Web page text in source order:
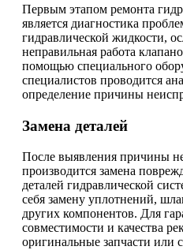
Первым этапом ремонта
является диагностика
гидравлической жидкости,
неправильная работа
помощью специального
специалистов проводится
определение причины
Замена деталей
После выявления причины
производится замена
деталей гидравлической
себя замену уплотнений,
других компонентов. Для
совместимости и качества
оригинальные запчасти или